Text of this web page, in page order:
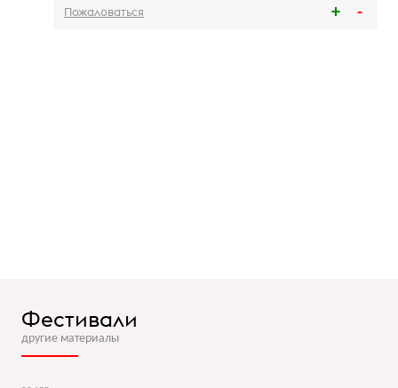
Пожаловаться
Фестивали
другие материалы